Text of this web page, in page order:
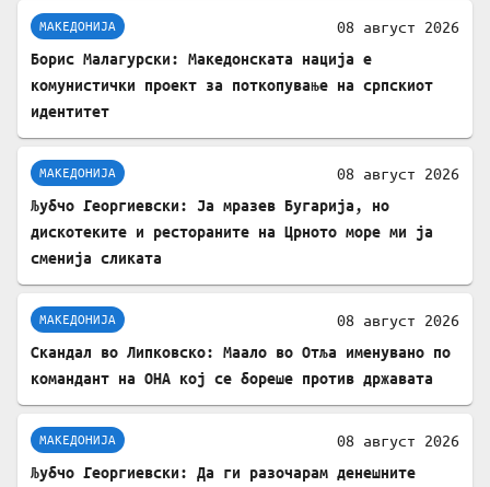
МАКЕДОНИЈА 08 август 2026
Борис Малагурски: Македонската нација е
комунистички проект за поткопување на српскиот
идентитет
МАКЕДОНИЈА 08 август 2026
Љубчо Георгиевски: Ја мразев Бугарија, но
дискотеките и рестораните на Црното море ми ја
сменија сликата
МАКЕДОНИЈА 08 август 2026
Скандал во Липковско: Маало во Отља именувано по
командант на ОНА кој се бореше против државата
МАКЕДОНИЈА 08 август 2026
Љубчо Георгиевски: Да ги разочарам денешните